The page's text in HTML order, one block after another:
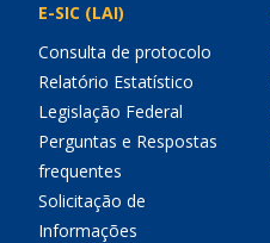
E-SIC (LAI)
Consulta de protocolo
Relatório Estatístico
Legislação Federal
Perguntas e Respostas
frequentes
Solicitação de
Informações